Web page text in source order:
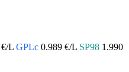
€/L GPLc 0.989 €/L SP98 1.990